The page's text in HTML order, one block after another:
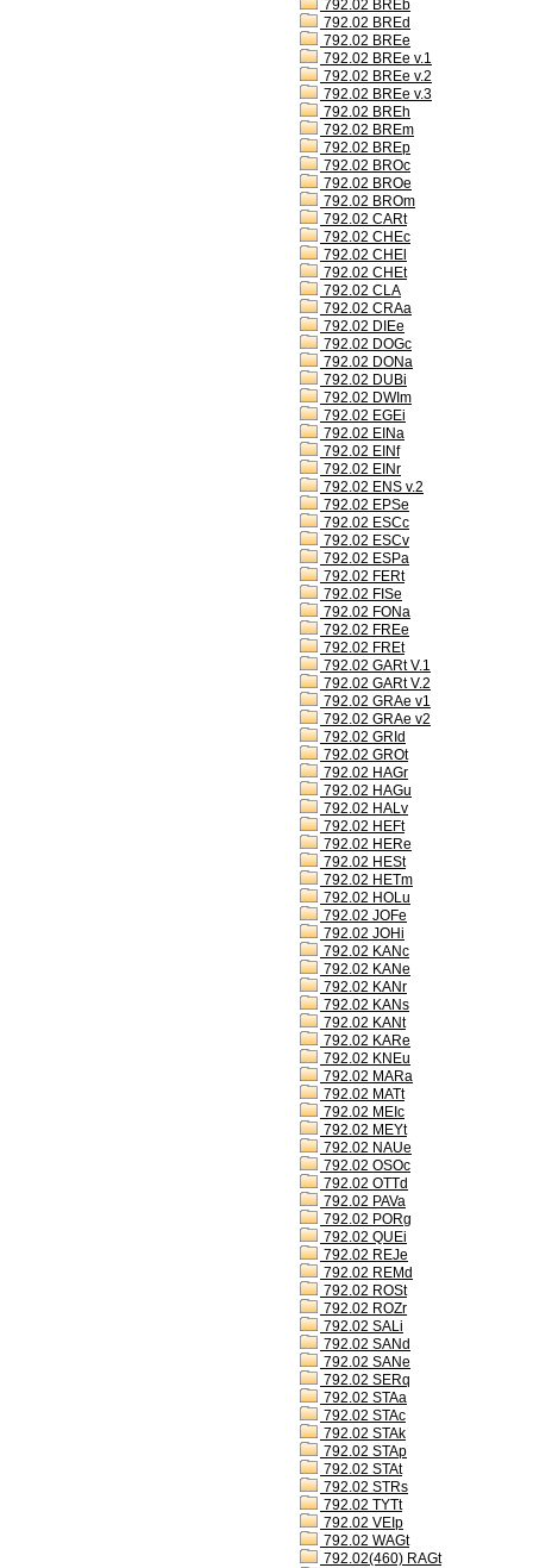
792.02 BREb
792.02 BREd
792.02 BREe
792.02 BREe v.1
792.02 BREe v.2
792.02 BREe v.3
792.02 BREh
792.02 BREm
792.02 BREp
792.02 BROc
792.02 BROe
792.02 BROm
792.02 CARt
792.02 CHEc
792.02 CHEl
792.02 CHEt
792.02 CLA
792.02 CRAa
792.02 DIEe
792.02 DOGc
792.02 DONa
792.02 DUBi
792.02 DWIm
792.02 EGEi
792.02 EINa
792.02 EINf
792.02 EINr
792.02 ENS v.2
792.02 EPSe
792.02 ESCc
792.02 ESCv
792.02 ESPa
792.02 FERt
792.02 FISe
792.02 FONa
792.02 FREe
792.02 FREt
792.02 GARt V.1
792.02 GARt V.2
792.02 GRAe v1
792.02 GRAe v2
792.02 GRId
792.02 GROt
792.02 HAGr
792.02 HAGu
792.02 HALv
792.02 HEFt
792.02 HERe
792.02 HESt
792.02 HETm
792.02 HOLu
792.02 JOFe
792.02 JOHi
792.02 KANc
792.02 KANe
792.02 KANr
792.02 KANs
792.02 KANt
792.02 KARe
792.02 KNEu
792.02 MARa
792.02 MATt
792.02 MEIc
792.02 MEYt
792.02 NAUe
792.02 OSOc
792.02 OTTd
792.02 PAVa
792.02 PORg
792.02 QUEi
792.02 REJe
792.02 REMd
792.02 ROSt
792.02 ROZr
792.02 SALi
792.02 SANd
792.02 SANe
792.02 SERq
792.02 STAa
792.02 STAc
792.02 STAk
792.02 STAp
792.02 STAt
792.02 STRs
792.02 TYTt
792.02 VEIp
792.02 WAGt
792.02(460) RAGt